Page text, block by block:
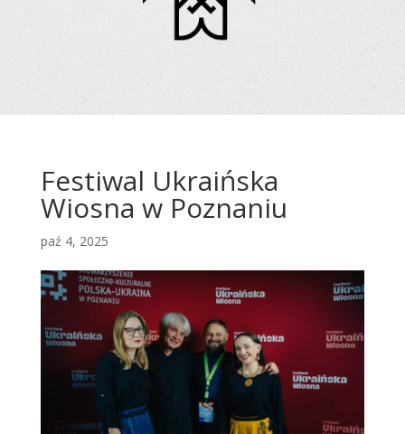
Festiwal Ukraińska
Wiosna w Poznaniu
paź 4, 2025